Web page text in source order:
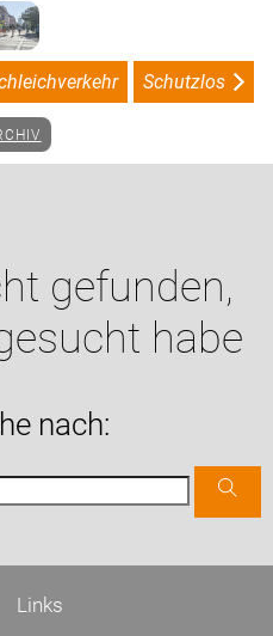
Schutzlos
gefunden,
habe
nach:
Links